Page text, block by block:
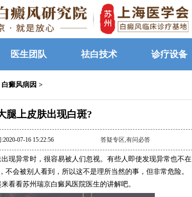
医生团队 祛白技术 诊疗设备
白癜风病因 >
腿上皮肤出现白斑?
07-16 15:22:56 答疑专区,有问必答
现异常时，很容易被人们忽视。有些人即使发现异常也不在
会被别人看到，所以这不是理所当然的事，但非常危险。
看看苏州瑞京白癜风医院医生的讲解吧。